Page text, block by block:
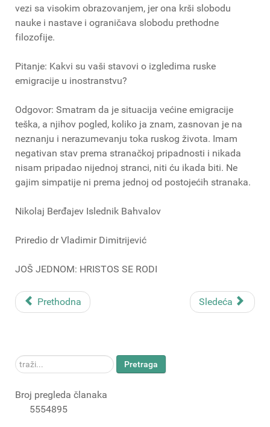
vezi sa visokim obrazovanjem, jer ona krši slobodu
nauke i nastave i ograničava slobodu prethodne
filozofije.
Pitanje: Kakvi su vaši stavovi o izgledima ruske
emigracije u inostranstvu?
Odgovor: Smatram da je situacija većine emigracije
teška, a njihov pogled, koliko ja znam, zasnovan je na
neznanju i nerazumevanju toka ruskog života. Imam
negativan stav prema stranačkoj pripadnosti i nikada
nisam pripadao nijednoj stranci, niti ću ikada biti. Ne
gajim simpatije ni prema jednoj od postojećih stranaka.
Nikolaj Berđajev Islednik Bahvalov
Priredio dr Vladimir Dimitrijević
JOŠ JEDNOM: HRISTOS SE RODI
Prethodna Sledeća
traži... Pretraga
Broj pregleda članaka
5554895